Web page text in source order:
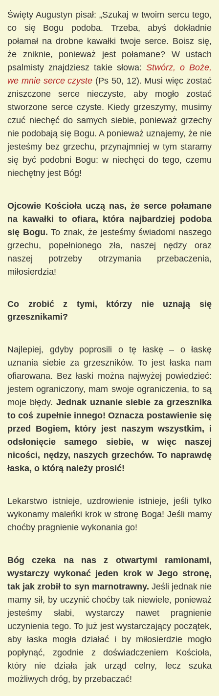
Święty Augustyn pisał: „Szukaj w twoim sercu tego,
co się Bogu podoba. Trzeba, abyś dokładnie
połamał na drobne kawałki twoje serce. Boisz się,
że zniknie, ponieważ jest połamane? W ustach
psalmisty znajdziesz takie słowa: Stwórz, o Boże,
we mnie serce czyste (Ps 50, 12). Musi więc zostać
zniszczone serce nieczyste, aby mogło zostać
stworzone serce czyste. Kiedy grzeszymy, musimy
czuć niechęć do samych siebie, ponieważ grzechy
nie podobają się Bogu. A ponieważ uznajemy, że nie
jesteśmy bez grzechu, przynajmniej w tym staramy
się być podobni Bogu: w niechęci do tego, czemu
niechętny jest Bóg!
Ojcowie Kościoła uczą nas, że serce połamane
na kawałki to ofiara, która najbardziej podoba
się Bogu. To znak, że jesteśmy świadomi naszego
grzechu, popełnionego zła, naszej nędzy oraz
naszej potrzeby otrzymania przebaczenia,
miłosierdzia!
Co zrobić z tymi, którzy nie uznają się
grzesznikami?
Najlepiej, gdyby poprosili o tę łaskę – o łaskę
uznania siebie za grzeszników. To jest łaska nam
ofiarowana. Bez łaski można najwyżej powiedzieć:
jestem ograniczony, mam swoje ograniczenia, to są
moje błędy. Jednak uznanie siebie za grzesznika
to coś zupełnie innego! Oznacza postawienie się
przed Bogiem, który jest naszym wszystkim, i
odsłonięcie samego siebie, w więc naszej
nicości, nędzy, naszych grzechów. To naprawdę
łaska, o którą należy prosić!
Lekarstwo istnieje, uzdrowienie istnieje, jeśli tylko
wykonamy maleńki krok w stronę Boga! Jeśli mamy
choćby pragnienie wykonania go!
Bóg czeka na nas z otwartymi ramionami,
wystarczy wykonać jeden krok w Jego stronę,
tak jak zrobił to syn marnotrawny. Jeśli jednak nie
mamy sił, by uczynić choćby tak niewiele, ponieważ
jesteśmy słabi, wystarczy nawet pragnienie
uczynienia tego. To już jest wystarczający początek,
aby łaska mogła działać i by miłosierdzie mogło
popłynąć, zgodnie z doświadczeniem Kościoła,
który nie działa jak urząd celny, lecz szuka
możliwych dróg, by przebaczać!